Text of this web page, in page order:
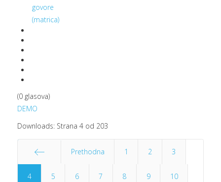
govore
(matrica)
(0 glasova)
DEMO
Downloads: Strana 4 od 203
Prethodna 1 2 3
4 5 6 7 8 9 10